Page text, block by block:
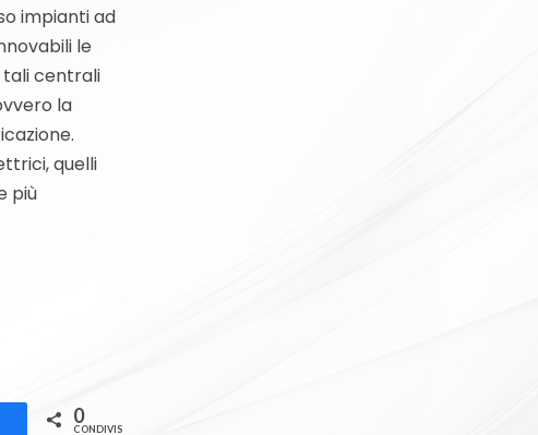
impianti ad
le
tali centrali
la
quelli
più
0
CONDIVISIONI